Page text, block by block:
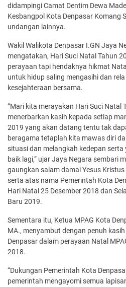
didampingi Camat Dentim Dewa
Kesbangpol Kota Denpasar Komang
undangan lainnya.
Wakil Walikota Denpasar I.GN Jaya
mengatakan, Hari Suci Natal Tahun
perayaan tapi hendaknya hikmat
untuk hidup saling mengasihi dan
kesejahteraan bersama.
“Mari kita merayakan Hari Suci Natal
menerbarkan kasih kepada setiap
2019 yang akan datang tentu tak
beragama tetaplah kita mawas diri
situasi dan melangkah kedepan serta
baik lagi,” ujar Jaya Negara sembari
gaungkan salam damai Yesus
serta atas nama Pemerintah Kota
Hari Natal 25 Desember 2018 dan
Baru 2019.
Sementara itu, Ketua MPAG Kota
MA., menyambut dengan penuh
Denpasar dalam perayaan Natal
2018.
“Dukungan Pemerintah Kota
pemerintah mengayomi semua